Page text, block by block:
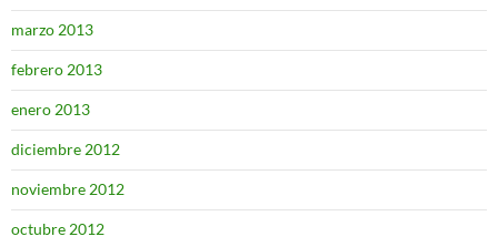
marzo 2013
febrero 2013
enero 2013
diciembre 2012
noviembre 2012
octubre 2012